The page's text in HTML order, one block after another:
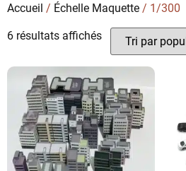
Accueil / Échelle Maquette / 1/300
6 résultats affichés